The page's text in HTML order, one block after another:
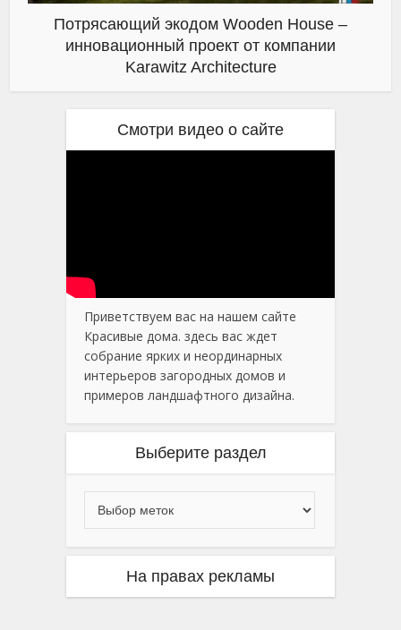
Потрясающий экодом Wooden House –
инновационный проект от компании
Karawitz Architecture
Смотри видео о сайте
Приветствуем вас на нашем сайте
Красивые дома. здесь вас ждет
собрание ярких и неординарных
интерьеров загородных домов и
примеров ландшафтного дизайна.
Выберите раздел
На правах рекламы